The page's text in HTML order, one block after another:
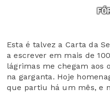
Esta é talvez a Carta da
a escrever em mais de
lágrimas me chegam aos
na garganta. Hoje
que partiu há um mês, e